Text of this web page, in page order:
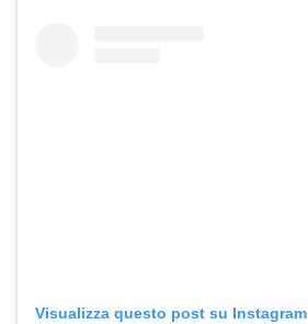
Visualizza questo post su Instagram